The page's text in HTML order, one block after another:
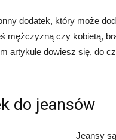
dodatek, który może
mężczyzną czy kobietą,
artykule dowiesz się, do
do jeansów
Jeansy